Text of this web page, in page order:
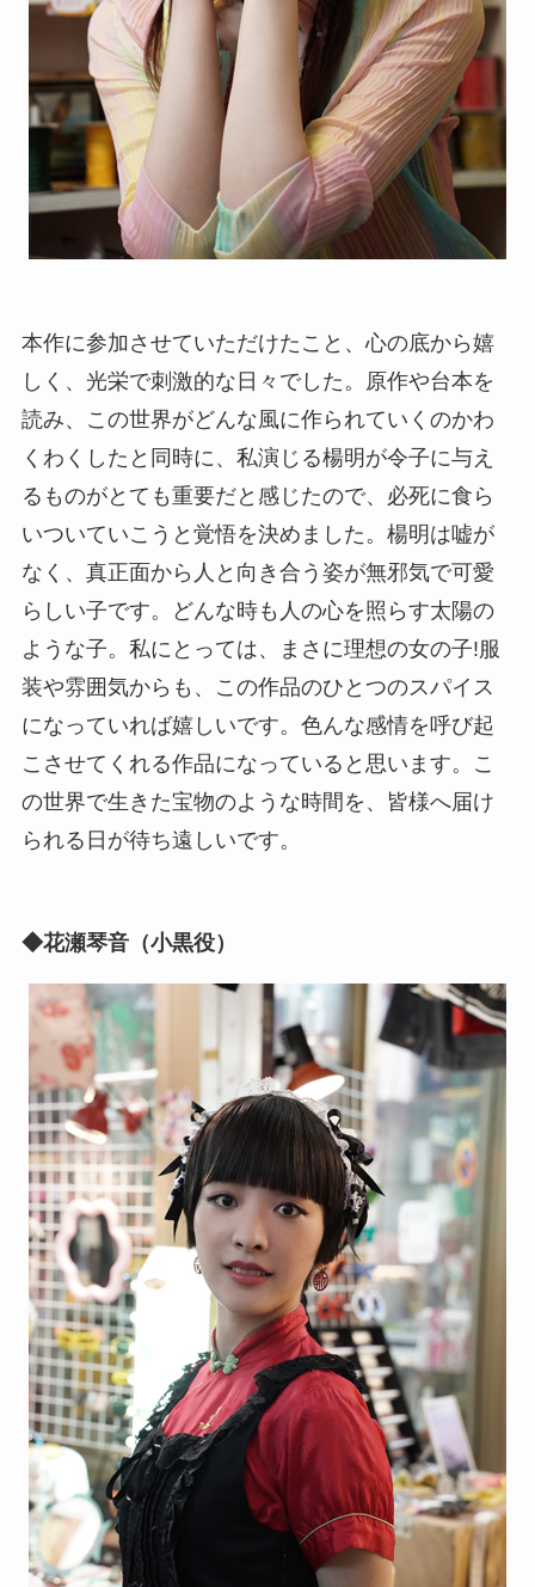
本作に参加させていただけたこと、心の底から嬉
しく、光栄で刺激的な日々でした。原作や台本を
読み、この世界がどんな風に作られていくのかわ
くわくしたと同時に、私演じる楊明が令子に与え
るものがとても重要だと感じたので、必死に食ら
いついていこうと覚悟を決めました。楊明は嘘が
なく、真正面から人と向き合う姿が無邪気で可愛
らしい子です。どんな時も人の心を照らす太陽の
ような子。私にとっては、まさに理想の女の子!服
装や雰囲気からも、この作品のひとつのスパイス
になっていれば嬉しいです。色んな感情を呼び起
こさせてくれる作品になっていると思います。こ
の世界で生きた宝物のような時間を、皆様へ届け
られる日が待ち遠しいです。
◆花瀬琴音（小黒役）